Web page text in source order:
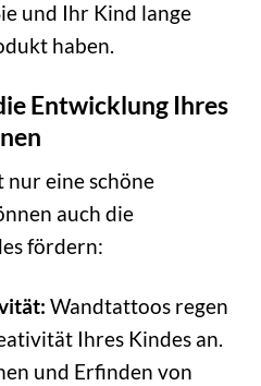
und Ihr Kind lange
haben.
Entwicklung Ihres
eine schöne
auch die
fördern:
Wandtattoos regen
Ihres Kindes an.
und Erfinden von